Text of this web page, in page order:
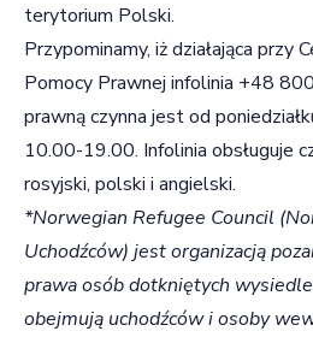
terytorium Polski.
Przypominamy, iż działająca przy
Pomocy Prawnej infolinia +48
prawną czynna jest od
10.00-19.00. Infolinia obsługuje
rosyjski, polski i angielski.
*Norwegian Refugee Council
Uchodźców) jest organizacją
prawa osób dotkniętych
obejmują uchodźców i osoby